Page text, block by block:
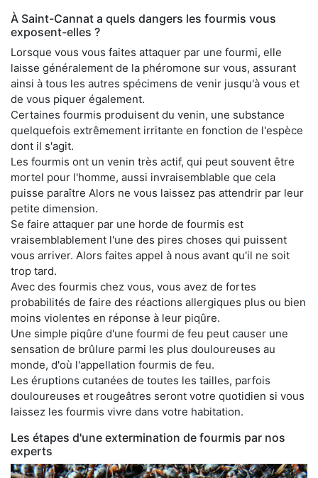
À Saint-Cannat a quels dangers les fourmis vous
exposent-elles ?
Lorsque vous vous faites attaquer par une fourmi, elle
laisse généralement de la phéromone sur vous, assurant
ainsi à tous les autres spécimens de venir jusqu'à vous et
de vous piquer également.
Certaines fourmis produisent du venin, une substance
quelquefois extrêmement irritante en fonction de l'espèce
dont il s'agit.
Les fourmis ont un venin très actif, qui peut souvent être
mortel pour l'homme, aussi invraisemblable que cela
puisse paraître Alors ne vous laissez pas attendrir par leur
petite dimension.
Se faire attaquer par une horde de fourmis est
vraisemblablement l'une des pires choses qui puissent
vous arriver. Alors faites appel à nous avant qu'il ne soit
trop tard.
Avec des fourmis chez vous, vous avez de fortes
probabilités de faire des réactions allergiques plus ou bien
moins violentes en réponse à leur piqûre.
Une simple piqûre d'une fourmi de feu peut causer une
sensation de brûlure parmi les plus douloureuses au
monde, d'où l'appellation fourmis de feu.
Les éruptions cutanées de toutes les tailles, parfois
douloureuses et rougeâtres seront votre quotidien si vous
laissez les fourmis vivre dans votre habitation.
Les étapes d'une extermination de fourmis par nos
experts